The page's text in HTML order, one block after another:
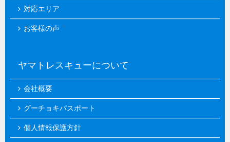
対応エリア
お客様の声
ヤマトレスキューについて
会社概要
グーチョキパスポート
個人情報保護方針